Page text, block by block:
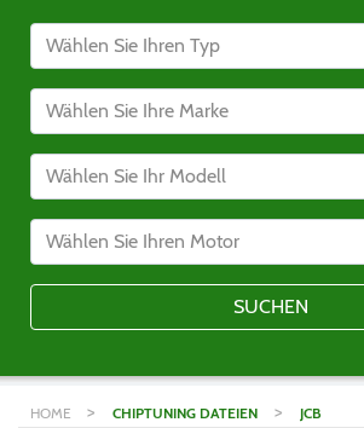
SUCHEN
HOME > CHIPTUNING DATEIEN > JCB